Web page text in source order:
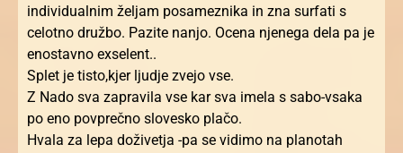
individualnim željam posameznika in zna surfati s
celotno družbo. Pazite nanjo. Ocena njenega dela pa je
enostavno exselent..
Splet je tisto,kjer ljudje zvejo vse.
Z Nado sva zapravila vse kar sva imela s sabo-vsaka
po eno povprečno slovesko plačo.
Hvala za lepa doživetja -pa se vidimo na planotah